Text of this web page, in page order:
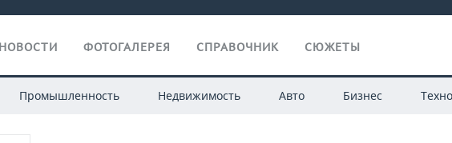
НОВОСТИ ФОТОГАЛЕРЕЯ СПРАВОЧНИК СЮЖЕТЫ
Промышленность Недвижимость Авто Бизнес